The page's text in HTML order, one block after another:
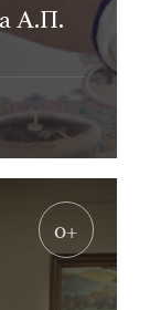
А.П.
0+